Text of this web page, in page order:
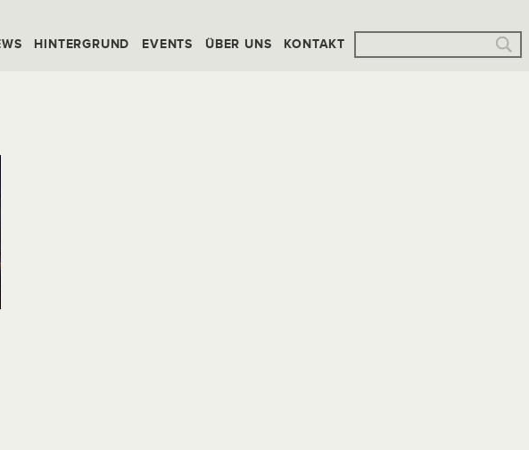
HINTERGRUND EVENTS ÜBER UNS KONTAKT